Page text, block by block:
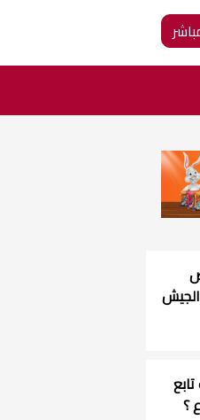
؟